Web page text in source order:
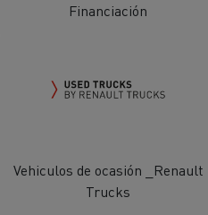
Financiación
Vehiculos de ocasión _Renault
Trucks